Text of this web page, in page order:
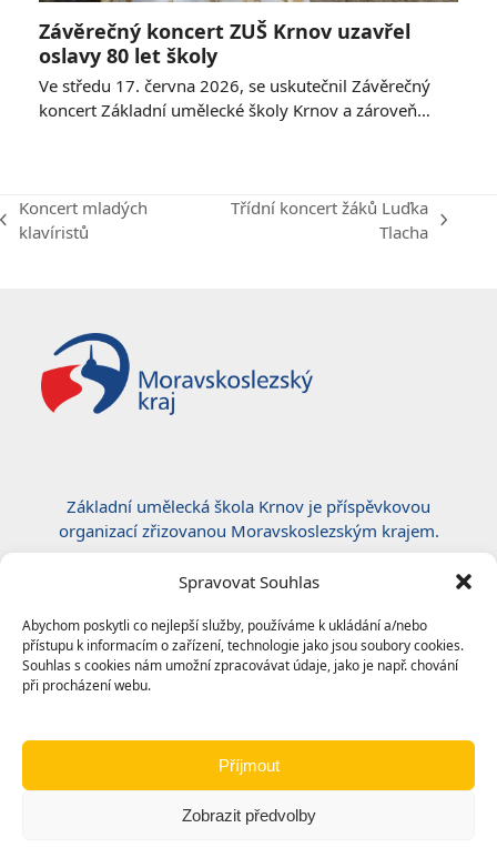
Spravovat Souhlas
Abychom poskytli co nejlepší služby, používáme k ukládání a/nebo
přístupu k informacím o zařízení, technologie jako jsou soubory cookies.
Souhlas s cookies nám umožní zpracovávat údaje, jako je např. chování
při procházení webu.
Příjmout
Zobrazit předvolby
Závěrečný koncert ZUŠ Krnov uzavřel
oslavy 80 let školy
Ve středu 17. června 2026, se uskutečnil Závěrečný
koncert Základní umělecké školy Krnov a zároveň…
previous
Koncert mladých
klavíristů
Třídní koncert žáků Luďka
Tlacha
Základní umělecká škola Krnov je příspěvkovou
organizací zřizovanou Moravskoslezským krajem.
Certifikace ČSN EN ISO 50001:2019